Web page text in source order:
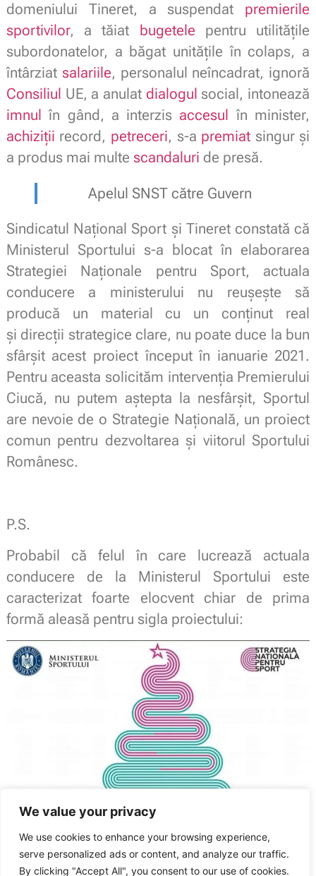
We value your privacy
We use cookies to enhance your browsing experience,
serve personalized ads or content, and analyze our traffic.
By clicking "Accept All", you consent to our use of cookies.
domeniului Tineret, a suspendat premierile
sportivilor, a tăiat bugetele pentru utilitățile
subordonatelor, a băgat unitățile în colaps, a
întârziat salariile, personalul neîncadrat, ignoră
Consiliul UE, a anulat dialogul social, intonează
imnul în gând, a interzis accesul în minister,
achiziții record, petreceri, s-a premiat singur și
a produs mai multe scandaluri de presă.
Apelul SNST către Guvern
Sindicatul Național Sport și Tineret constată că
Ministerul Sportului s-a blocat în elaborarea
Strategiei Naționale pentru Sport, actuala
conducere a ministerului nu reușește să
producă un material cu un conținut real
și direcții strategice clare, nu poate duce la bun
sfârșit acest proiect început în ianuarie 2021.
Pentru aceasta solicităm intervenția Premierului
Ciucă, nu putem aștepta la nesfârșit, Sportul
are nevoie de o Strategie Națională, un proiect
comun pentru dezvoltarea și viitorul Sportului
Românesc.
P.S.
Probabil că felul în care lucrează actuala
conducere de la Ministerul Sportului este
caracterizat foarte elocvent chiar de prima
formă aleasă pentru sigla proiectului:
Sindicatul Național Sport și Tineret: Strategia Națională pentru Sport s-a
blocat